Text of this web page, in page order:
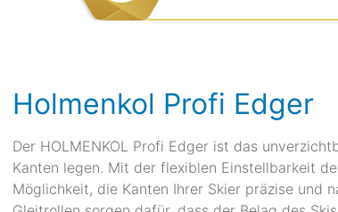
Holmenkol Profi Edger
Der HOLMENKOL Profi Edger ist das
Kanten legen. Mit der flexiblen Einstellbarkeit
Möglichkeit, die Kanten Ihrer Skier präzise und